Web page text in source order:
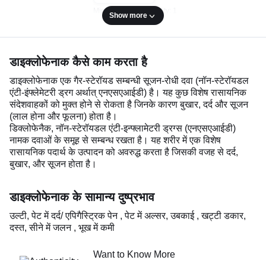
Minimum order quantity: 1
Show more
डाइक्लोफेनाक कैसे काम करता है
डाइक्लोफेनाक एक गैर-स्टेरॉयड सम्बन्धी सूजन-रोधी दवा (नॉन-स्टेरॉयडल
एंटी-इंफ्लेमेटरी ड्रग अर्थात् एनएसएआईडी) है। यह कुछ विशेष रासायनिक
संदेशवाहकों को मुक्त होने से रोकता है जिनके कारण बुखार, दर्द और सूजन
(लाल होना और फूलना) होता है।
डिक्लोफेनैक, नॉन-स्टेरॉयडल एंटी-इन्फ्लामेटरी ड्रग्स (एनएसएआईडी)
नामक दवाओं के समूह से सम्बन्ध रखता है। यह शरीर में एक विशेष
रासायनिक पदार्थ के उत्पादन को अवरुद्ध करता है जिसकी वजह से दर्द,
बुखार, और सूजन होता है।
डाइक्लोफेनाक के सामान्य दुष्प्रभाव
उल्टी, पेट में दर्द/ एपिगैस्ट्रिक पेन , पेट में अल्सर, उबकाई , खट्टी डकार,
दस्त, सीने में जलन , भूख में कमी
Want to Know More